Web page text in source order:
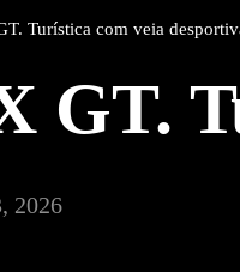
Turística com veia
GT.
2026